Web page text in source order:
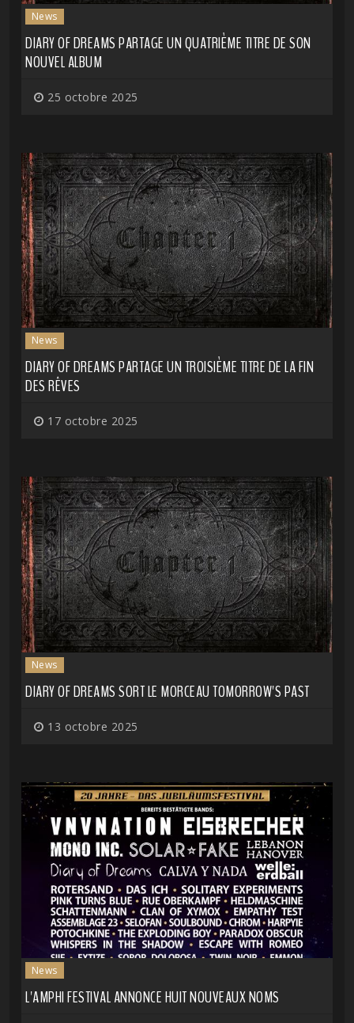
News
DIARY OF DREAMS PARTAGE UN QUATRIÈME TITRE DE SON
NOUVEL ALBUM
25 octobre 2025
News
DIARY OF DREAMS PARTAGE UN TROISIÈME TITRE DE LA FIN
DES RÊVES
17 octobre 2025
News
DIARY OF DREAMS SORT LE MORCEAU TOMORROW'S PAST
13 octobre 2025
News
L'AMPHI FESTIVAL ANNONCE HUIT NOUVEAUX NOMS